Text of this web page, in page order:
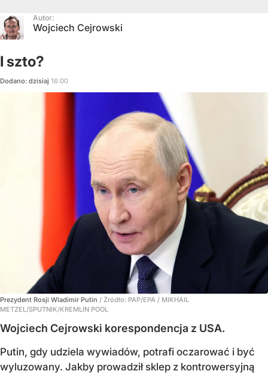
Autor:
Wojciech Cejrowski
I szto?
Dodano: dzisiaj 16:00
Prezydent Rosji Wladimir Putin / Źródło: PAP/EPA / MIKHAIL
METZEL/SPUTNIK/KREMLIN POOL
Wojciech Cejrowski korespondencja z USA.
Putin, gdy udziela wywiadów, potrafi oczarować i być
wyluzowany. Jakby prowadził sklep z kontrowersyjną